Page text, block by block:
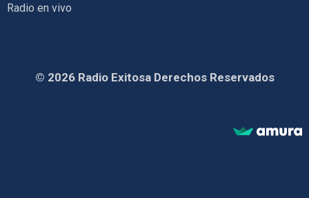
Radio en vivo
© 2026 Radio Exitosa Derechos Reservados